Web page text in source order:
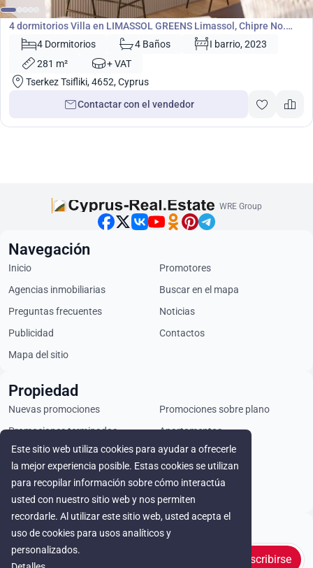
Villa
4 dormitorios Villa en LIMASSOL GREENS Limassol, Chipre No.
5300 4 Dormitorios 4 Baños
I barrio, 2023
281 m²
+ VAT
Tserkez Tsifliki, 4652, Cyprus
Contactar con el vendedor
Este sitio web utiliza cookies para ayudar a ofrecerle
la mejor experiencia posible. Estas cookies se utilizan
para recopilar información sobre cómo interactúa
usted con nuestro sitio web y nos permiten
recordarle. Al utilizar este sitio web, usted acepta el
uso de cookies para usos analíticos y
personalizados.
WRE Group
Stay in touch
Suscribirse
Navegación
Inicio
Promotores
Agencias inmobiliarias
Buscar en el mapa
Preguntas frecuentes
Noticias
Publicidad
Contactos
Mapa del sitio
Propiedad
Nuevas promociones
Promociones sobre plano
Promociones terminadas
Apartamentos
Áticos
Chalets
Locales comerciales
Alquiler